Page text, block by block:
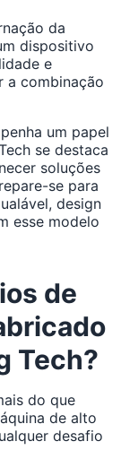
da
dispositivo
e
a combinação
um papel
se destaca
soluções
se para
design
esse modelo
de
Tech?
do que
de alto
desafio